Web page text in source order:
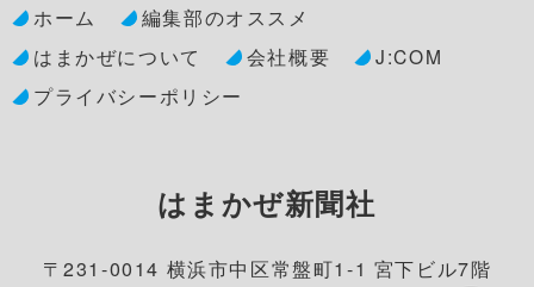
ホーム
編集部のオススメ
はまかぜについて
会社概要
J:COM
プライバシーポリシー
はまかぜ新聞社
〒231-0014 横浜市中区常盤町1-1 宮下ビル7階